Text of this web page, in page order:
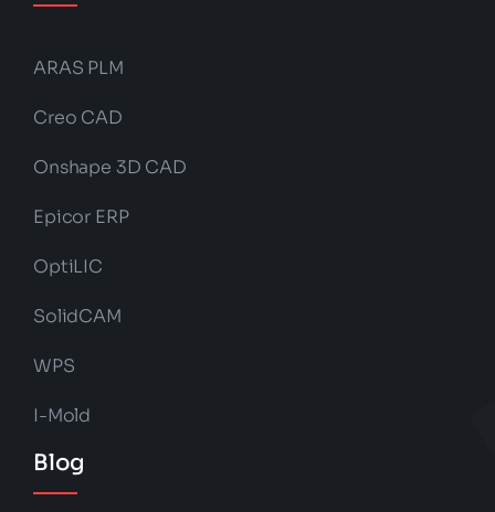
ARAS PLM
Creo CAD
Onshape 3D CAD
Epicor ERP
OptiLIC
SolidCAM
WPS
I-Mold
Blog